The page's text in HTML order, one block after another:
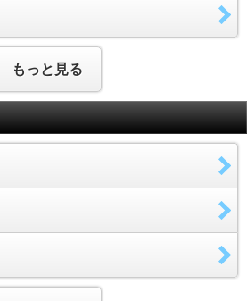
もっと見る